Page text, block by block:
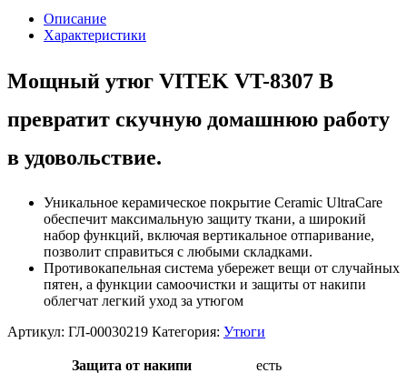
Описание
Характеристики
Мощный утюг VITEK VT-8307 B
превратит скучную домашнюю работу
в удовольствие.
Уникальное керамическое покрытие Ceramic UltraCare
обеспечит максимальную защиту ткани, а широкий
набор функций, включая вертикальное отпаривание,
позволит справиться с любыми складками.
Противокапельная система убережет вещи от случайных
пятен, а функции самоочистки и защиты от накипи
облегчат легкий уход за утюгом
Артикул: ГЛ-00030219 Категория: Утюги
Защита от накипи есть